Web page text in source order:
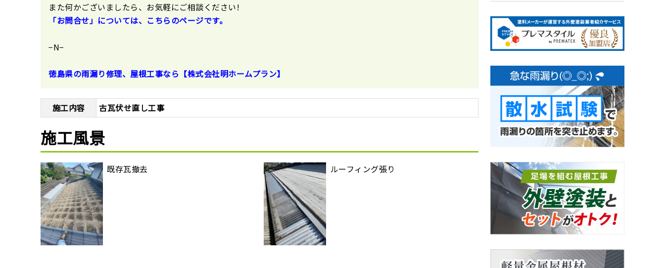
また何かございましたら、お気軽にご相談ください!
「お問合せ」については、こちらのページです。
−N−
徳島県の雨漏り修理、屋根工事なら【株式会社明ホームプラン】
施工内容 古瓦伏せ直し工事
施工風景
既存瓦撤去 ルーフィング張り